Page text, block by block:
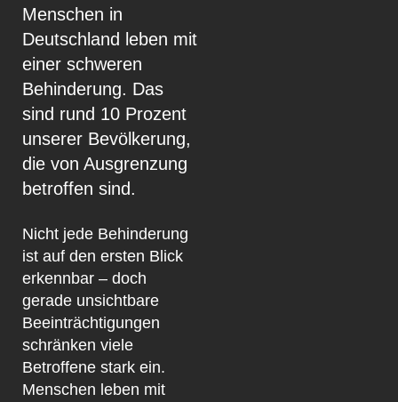
Menschen in
Deutschland leben mit
einer schweren
Behinderung. Das
sind rund 10 Prozent
unserer Bevölkerung,
die von Ausgrenzung
betroffen sind.
Nicht jede Behinderung
ist auf den ersten Blick
erkennbar – doch
gerade unsichtbare
Beeinträchtigungen
schränken viele
Betroffene stark ein.
Menschen leben mit